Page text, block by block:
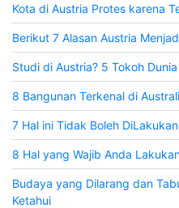
Kota di Austria Protes karena
Berikut 7 Alasan Austria
Studi di Austria? 5 Tokoh
8 Bangunan Terkenal di
7 Hal ini Tidak Boleh
8 Hal yang Wajib Anda
Budaya yang Dilarang dan
Ketahui